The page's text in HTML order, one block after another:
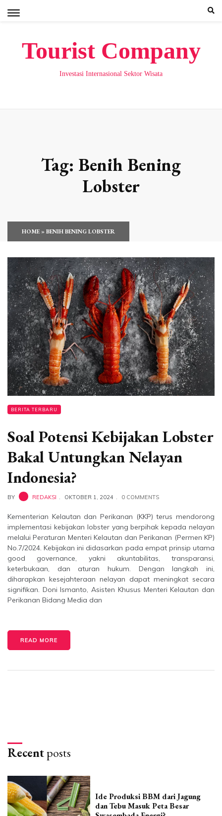
Tourist Company
Investasi Internasional Sektor Wisata
Tag: Benih Bening
Lobster
HOME»BENIH BENING LOBSTER
BERITA TERBARU
Soal Potensi Kebijakan Lobster
Bakal Untungkan Nelayan
Indonesia?
BY REDAKSI OKTOBER 1, 2024 0 COMMENTS
Kementerian Kelautan dan Perikanan (KKP) terus mendorong
implementasi kebijakan lobster yang berpihak kepada nelayan
melalui Peraturan Menteri Kelautan dan Perikanan (Permen KP)
No.7/2024. Kebijakan ini didasarkan pada empat prinsip utama
good governance, yakni akuntabilitas, transparansi,
keterbukaan, dan aturan hukum. Dengan langkah ini,
diharapkan kesejahteraan nelayan dapat meningkat secara
signifikan. Doni Ismanto, Asisten Khusus Menteri Kelautan dan
Perikanan Bidang Media dan
READ MORE
Recentposts
Ide Produksi BBM dari Jagung
dan Tebu Masuk Peta Besar